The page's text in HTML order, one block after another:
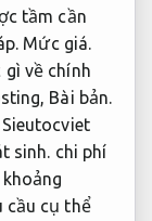
tầm cần
Mức giá.
gì về chính
Bài bản.
sinh. chi phí
cầu cụ thể